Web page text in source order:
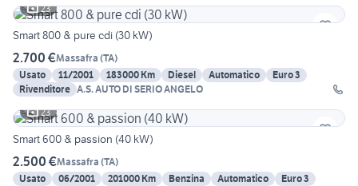
23
Smart 800 & pure cdi (30 kW)
2.700 €Massafra (TA)
Usato
11/2001 183000 Km Diesel Automatico
Euro 3
Rivenditore A.S. AUTO DI SERIO ANGELO
23
Smart 600 & passion (40 kW)
2.500 €Massafra (TA)
Usato
06/2001 201000 Km Benzina Automatico
Euro 3